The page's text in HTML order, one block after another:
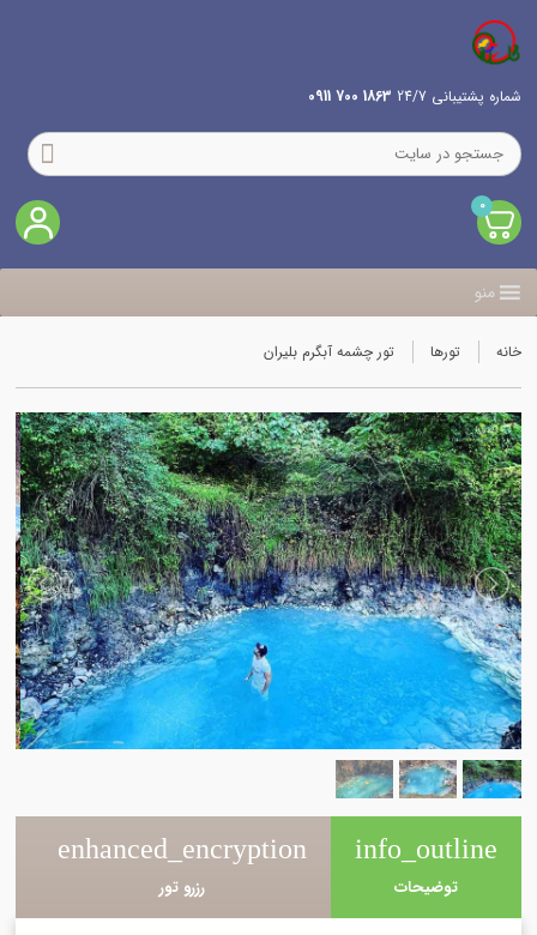
شماره پشتیبانی 24/7 1863 700 0911
0
منو
خانه تورها تور چشمه آبگرم بلیران
info_outline
توضیحات
enhanced_encryption
رزرو تور